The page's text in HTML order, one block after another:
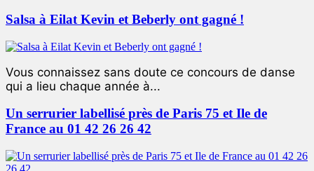
Salsa à Eilat Kevin et Beberly ont gagné !
Vous connaissez sans doute ce concours de danse
qui a lieu chaque année à...
Un serrurier labellisé près de Paris 75 et Ile de
France au 01 42 26 26 42